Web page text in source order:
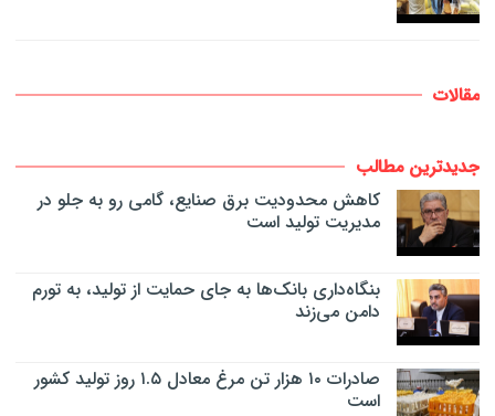
مقالات
جدیدترین مطالب
کاهش محدودیت برق صنایع، گامی رو به جلو در
مدیریت تولید است
بنگاه‌داری بانک‌ها به جای حمایت از تولید، به تورم
دامن می‌زند
صادرات ۱۰ هزار تن مرغ معادل ۱.۵ روز تولید کشور
است